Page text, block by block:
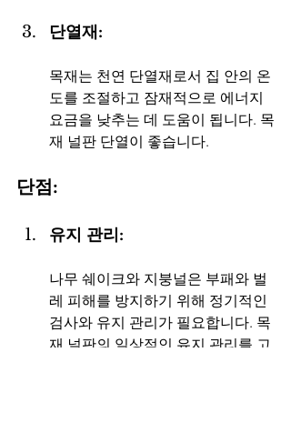
단열재:
목재는 천연 단열재로서 집 안의 온
도를 조절하고 잠재적으로 에너지
요금을 낮추는 데 도움이 됩니다. 목
재 널판 단열이 좋습니다.
단점:
유지 관리:
나무 쉐이크와 지붕널은 부패와 벌
레 피해를 방지하기 위해 정기적인
검사와 유지 관리가 필요합니다. 목
재 널판의 일상적인 유지 관리를 고